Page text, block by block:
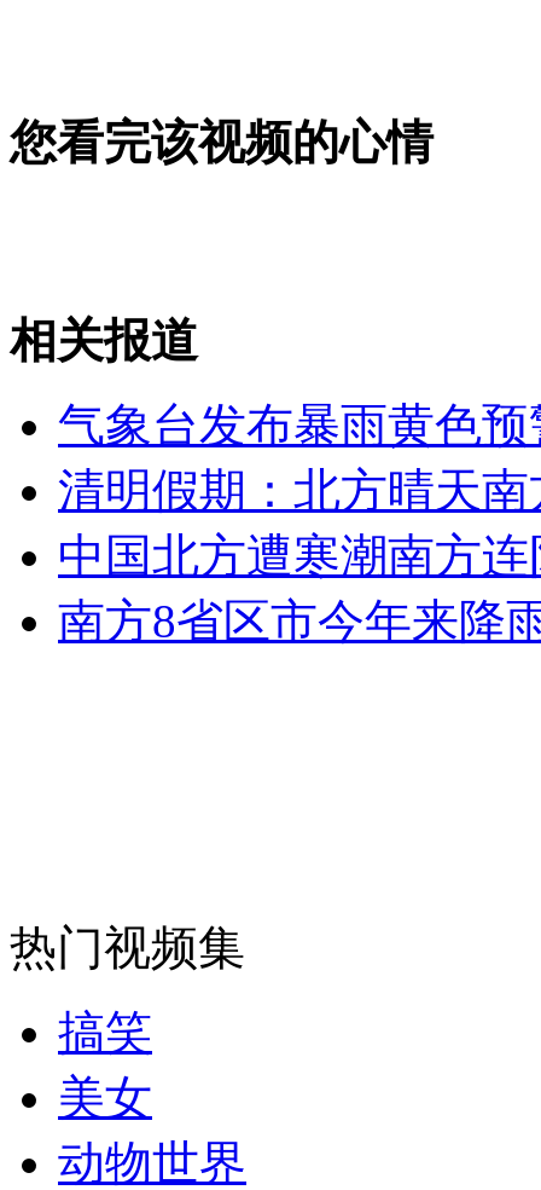
公司规定:手机铃声不得设<爱情买卖>
山西运城恶犬咬伤多人 警民合力深夜将其击毙
女孩北京地铁殴打老人 痛下狠手拳打脚踢
无痛分娩是否安全 医生回应
走！跟着总书记去植树
消防员救轻生者
您看完该视频的心情
相关报道
气象台发布暴雨黄色预
清明假期：北方晴天
中国北方遭寒潮南方
南方8省区市今年来降
热门视频集
搞笑
美女
动物世界